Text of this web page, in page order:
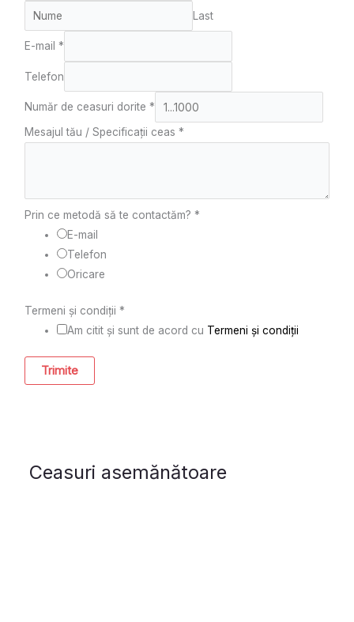
Last
E-mail*
Telefon
Număr de ceasuri dorite*
Mesajul tău / Specificații ceas*
Prin ce metodă să te contactăm?*
E-mail
Telefon
Oricare
Termeni și condiții*
Am citit și sunt de acord cu Termeni și condiții
Trimite
Ceasuri asemănătoare